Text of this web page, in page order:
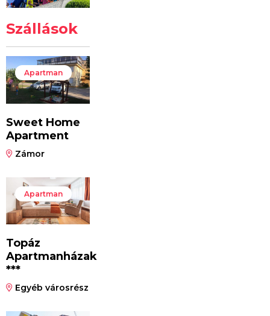
Szállások
Apartman
Sweet Home
Apartment
Zámor
Apartman
Topáz
Apartmanházak
***
Egyéb városrész